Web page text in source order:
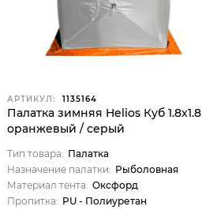
АРТИКУЛ: 1135164
Палатка зимняя Helios Куб 1.8х1.8
оранжевый / серый
Тип товара: Палатка
Назначение палатки: Рыболовная
Материал тента: Оксфорд
Пропитка: PU - Полиуретан